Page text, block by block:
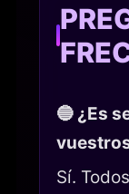
🔵 ¿Es
Sí.